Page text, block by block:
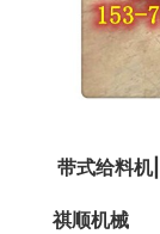
带式给料机|
祺顺机械